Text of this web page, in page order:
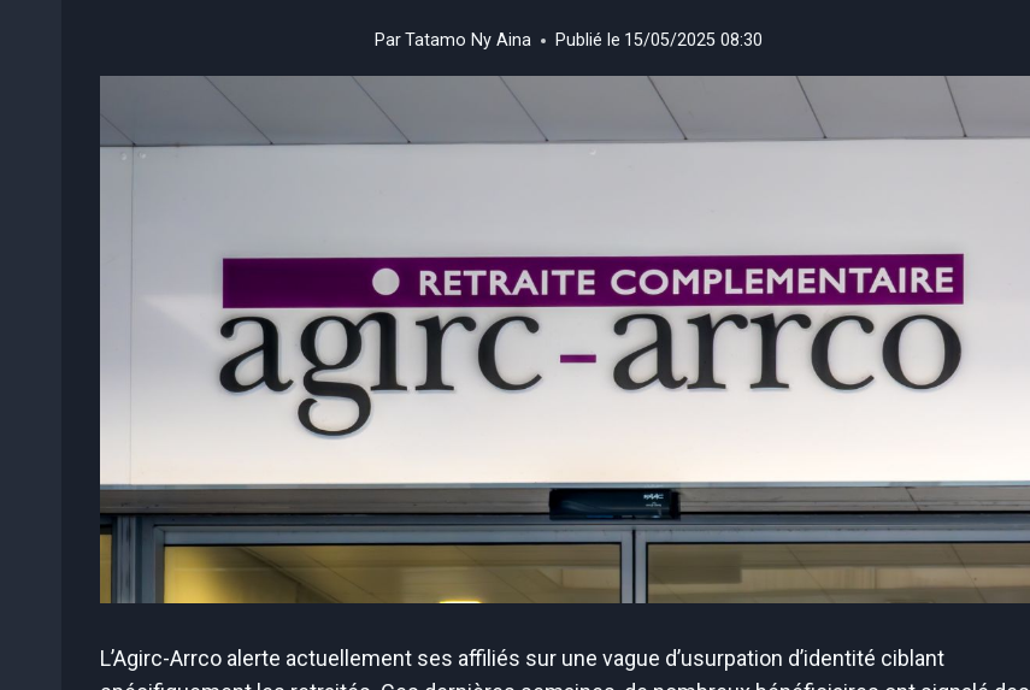
ParTatamo Ny Aina Publié le 15/05/2025 08:30
L’Agirc-Arrco alerte actuellement ses affiliés sur une vague d’usurpation d’identité ciblant